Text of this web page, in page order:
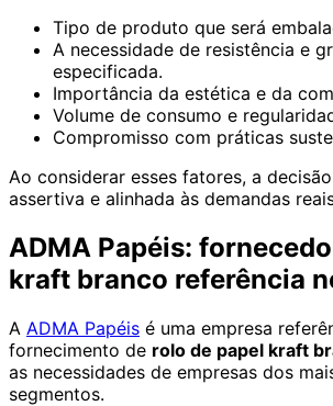
Tipo de produto que será
A necessidade de resistência e
especificada.
Importância da estética e da
Volume de consumo e
Compromisso com práticas
Ao considerar esses fatores, a
assertiva e alinhada às demandas
ADMA Papéis:
kraft branco referência
A ADMA Papéis é uma empresa
fornecimento de rolo de papel kraft
as necessidades de empresas dos
segmentos.